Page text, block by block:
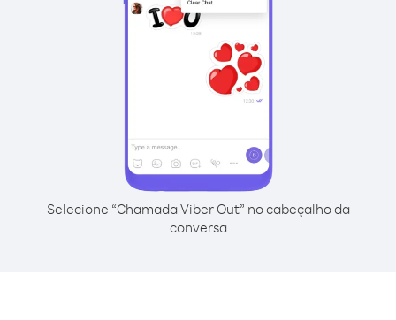
Selecione “Chamada Viber Out” no cabeçalho da
conversa